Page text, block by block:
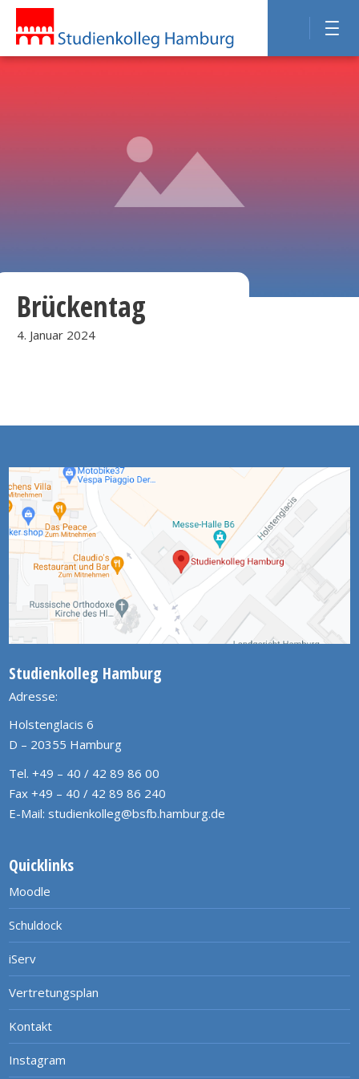
Brückentag
4. Januar 2024
Studienkolleg Hamburg
Adresse:
Holstenglacis 6
D – 20355 Hamburg
Tel. +49 – 40 / 42 89 86 00
Fax +49 – 40 / 42 89 86 240
E-Mail: studienkolleg@bsfb.hamburg.de
Quicklinks
Moodle
Schuldock
iServ
Vertretungsplan
Kontakt
Instagram